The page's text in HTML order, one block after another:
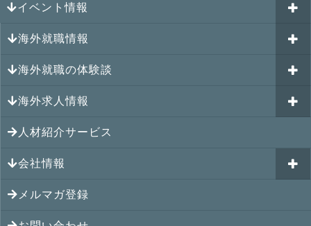
海外就職カウンセリング
はじめての海外就職セミナー
キャリアパスポートAI
GJJキャリア伴走プログラム
GJJキャリアコミュニティ
イベント情報
参加受付中のイベント
過去のイベント一覧
海外就職情報
アメリカの就職情報
カナダの就職情報
メキシコの就職情報
ヨーロッパの就職情報
オセアニアの就職情報
シンガポールの就職情報
海外就職の体験談
海外就職その後の体験談
シンガポール就職の体験談
マレーシア就職の体験談
タイ就職の体験談
ベトナム就職の体験談
海外求人情報
シンガポールの求人
マレーシアの求人
タイの求人
ベトナムの求人
人材紹介サービス
会社情報
アクセス
メルマガ登録